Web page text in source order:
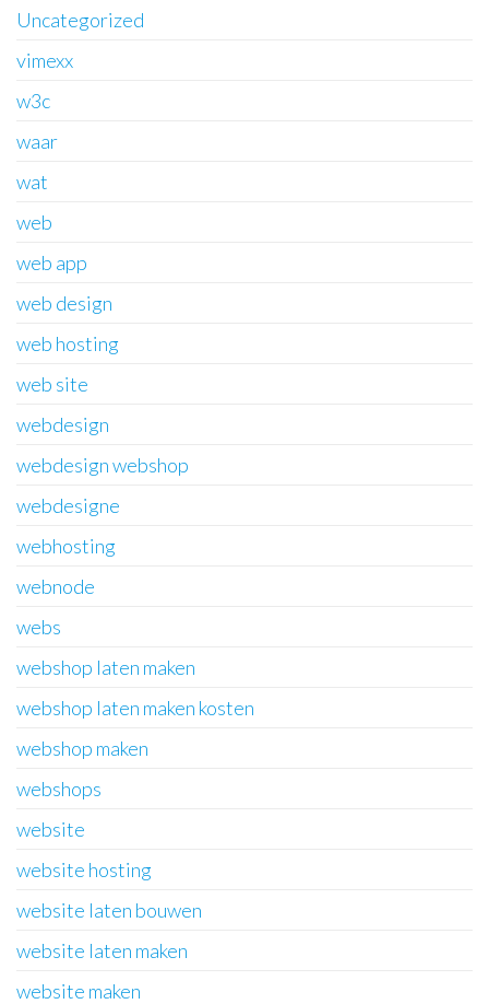
Uncategorized
vimexx
w3c
waar
wat
web
web app
web design
web hosting
web site
webdesign
webdesign webshop
webdesigne
webhosting
webnode
webs
webshop laten maken
webshop laten maken kosten
webshop maken
webshops
website
website hosting
website laten bouwen
website laten maken
website maken